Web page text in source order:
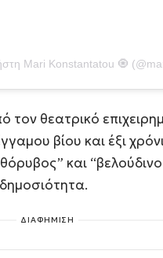
θεατρικό
βίου και έξι
και
ΔΙΑΦΗΜΙΣΗ